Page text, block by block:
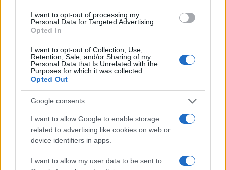
I want to opt-out of processing my
Personal Data for Targeted Advertising.
Opted In
I want to opt-out of Collection, Use,
Retention, Sale, and/or Sharing of my
Personal Data that Is Unrelated with the
Purposes for which it was collected.
Opted Out
Google consents
I want to allow Google to enable storage
related to advertising like cookies on web or
device identifiers in apps.
I want to allow my user data to be sent to
Continua a leggere
NEWS